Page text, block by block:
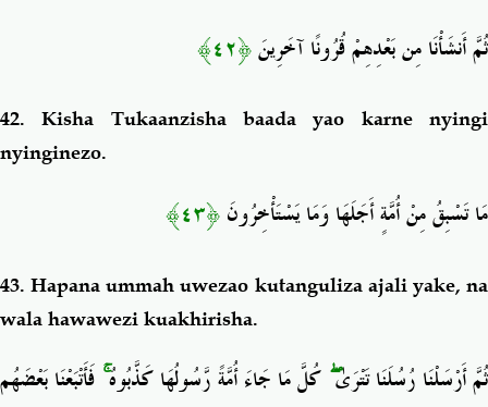
ثُمَّ أَنشَأْنَا مِن بَعْدِهِمْ قُرُونًا آخَرِينَ﴿٤٢﴾
42.Kisha Tukaanzisha baada yao karne nyingi
nyinginezo.
مَا تَسْبِقُ مِنْ أُمَّةٍ أَجَلَهَا وَمَا يَسْتَأْخِرُونَ﴿٤٣﴾
43.Hapana ummah uwezao kutanguliza ajali yake, na
wala hawawezi kuakhirisha.
ثُمَّ أَرْسَلْنَا رُسُلَنَا تَتْرَىٰۖ كُلَّ مَا جَاءَ أُمَّةً رَّسُولُهَا كَذَّبُوهُۚ فَأَتْبَعْنَا بَعْضَهُم